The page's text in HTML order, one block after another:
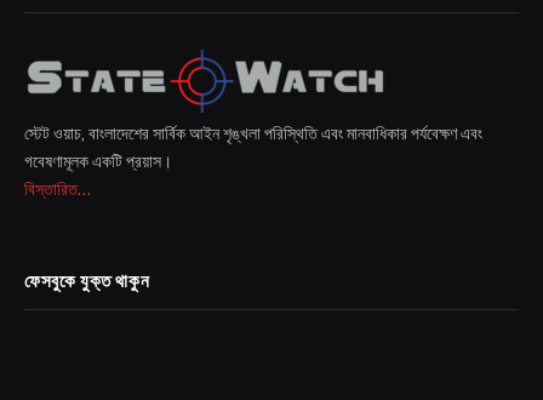
স্টেট ওয়াচ, বাংলাদেশের সার্বিক আইন শৃঙ্খলা পরিস্থিতি এবং মানবাধিকার পর্যবেক্ষণ এবং
গবেষণামূলক একটি প্রয়াস।
বিস্তারিত...
ফেসবুকে যুক্ত থাকুন